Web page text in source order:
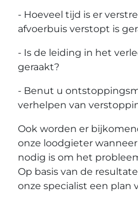
- Hoeveel tijd is er
afvoerbuis verstopt is
- Is de leiding in het
geraakt?
- Benut u
verhelpen van
Ook worden er
onze loodgieter
nodig is om het
Op basis van de
onze specialist een plan